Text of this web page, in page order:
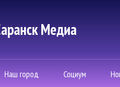
Mедиа
Наш город Социум